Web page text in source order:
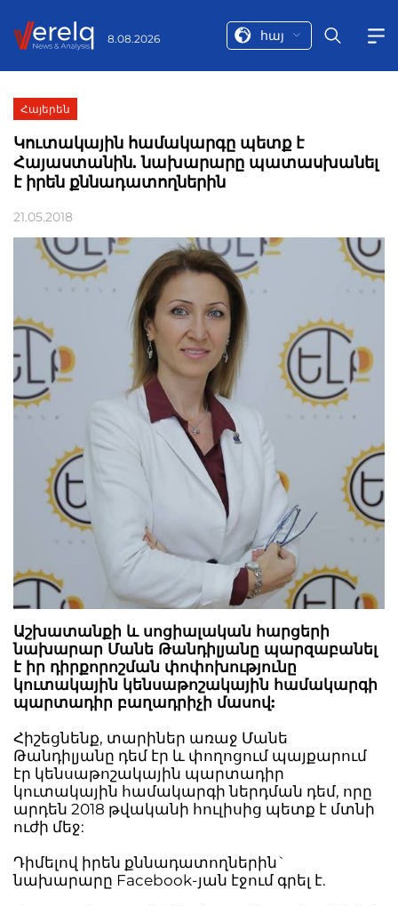
8.08.2026 հայ
Հայերեն
Կուտակային համակարգը պետք է
Հայաստանին. նախարարը պատասխանել
է իրեն քննադատողներին
21.05.2018
Աշխատանքի և սոցիալական հարցերի
նախարար Մանե Թանդիլյանը պարզաբանել
է իր դիրքորոշման փոփոխությունը
կուտակային կենսաթոշակային համակարգի
պարտադիր բաղադրիչի մասով:
Հիշեցնենք, տարիներ առաջ Մանե
Թանդիլյանը դեմ էր և փողոցում պայքարում
էր կենսաթոշակային պարտադիր
կուտակային համակարգի ներդման դեմ, որը
արդեն 2018 թվականի հուլիսից պետք է մտնի
ուժի մեջ:
Դիմելով իրեն քննադատողներին`
նախարարը Facebook-յան էջում գրել է.